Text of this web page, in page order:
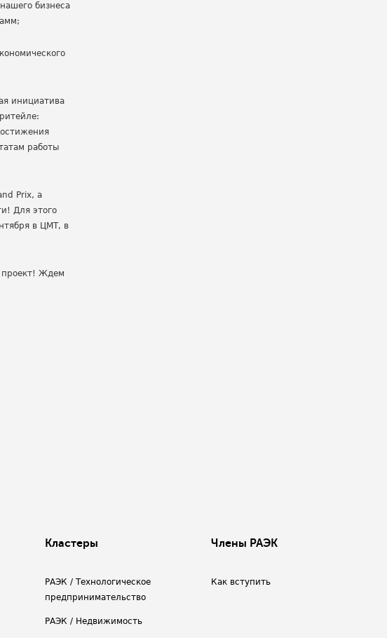
бизнеса
инициатива
работы
Prix, а
Для этого
в ЦМТ, в
проект! Ждем
Кластеры
РАЭК / Технологическое
предпринимательство
РАЭК / Недвижимость
Члены РАЭК
Как вступить